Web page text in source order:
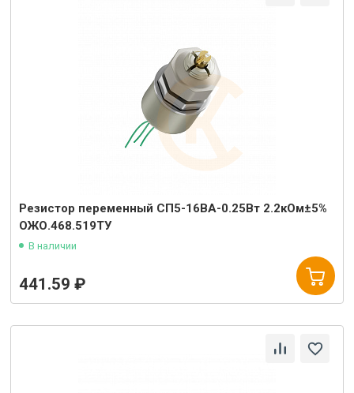
Резистор переменный СП5-16ВА-0.25Вт 2.2кОм±5%
ОЖО.468.519ТУ
В наличии
441.59 ₽